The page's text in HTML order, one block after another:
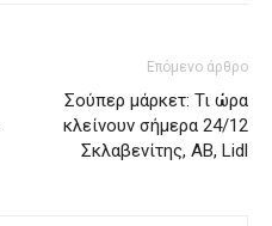
Επόμενο άρθρο
Σούπερ μάρκετ: Τι ώρα
κλείνουν σήμερα 24/12
Σκλαβενίτης, ΑΒ, Lidl